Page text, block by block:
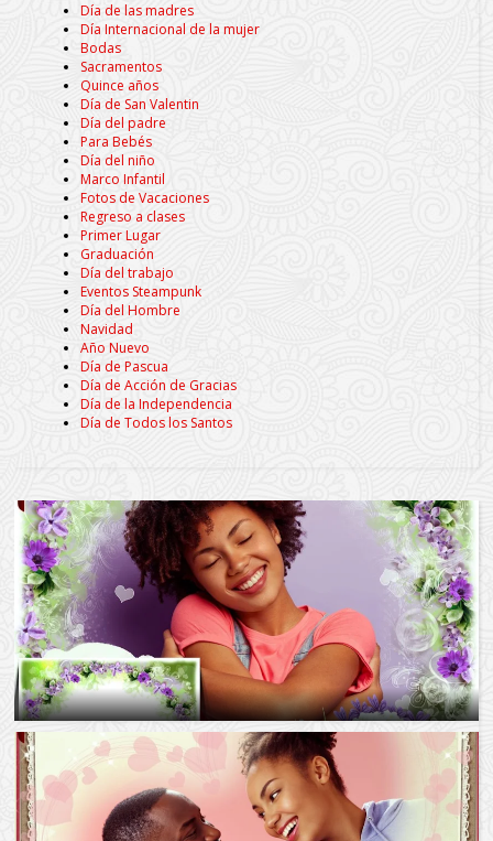
Día de las madres
Día Internacional de la mujer
Bodas
Sacramentos
Quince años
Día de San Valentin
Día del padre
Para Bebés
Día del niño
Marco Infantil
Fotos de Vacaciones
Regreso a clases
Primer Lugar
Graduación
Día del trabajo
Eventos Steampunk
Día del Hombre
Navidad
Año Nuevo
Día de Pascua
Día de Acción de Gracias
Día de la Independencia
Día de Todos los Santos